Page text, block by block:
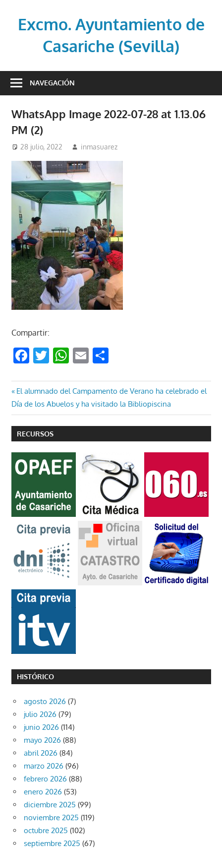
contenidoExcmo. Ayuntamiento de
Casariche (Sevilla)
oficial
de
Casariche
(Sevilla)
NAVEGACIÓN
WhatsApp Image 2022-07-28 at 1.13.06
PM (2)
28 julio, 2022 inmasuarez
Compartir:
Facebook
Twitter
WhatsApp
EmailCompartir
Navegación
de
entradas
Entrada
anterior:
El alumnado del Campamento de Verano ha celebrado el
Día de los Abuelos y ha visitado la Bibliopiscina
RECURSOS
HISTÓRICO
agosto 2026 (7)
julio 2026 (79)
junio 2026 (114)
mayo 2026 (88)
abril 2026 (84)
marzo 2026 (96)
febrero 2026 (88)
enero 2026 (53)
diciembre 2025 (99)
noviembre 2025 (119)
octubre 2025 (102)
septiembre 2025 (67)